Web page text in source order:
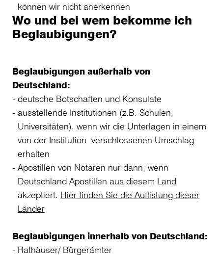
können wir nicht anerkennen
Wo und bei wem bekomme ich
Beglaubigungen?
Beglaubigungen außerhalb von
Deutschland:
deutsche Botschaften und Konsulate
ausstellende Institutionen (z.B. Schulen,
Universitäten), wenn wir die Unterlagen in einem
von der Institution verschlossenen Umschlag
erhalten
Apostillen von Notaren nur dann, wenn
Deutschland Apostillen aus diesem Land
akzeptiert. Hier finden Sie die Auflistung dieser
Länder
Beglaubigungen innerhalb von Deutschland:
Rathäuser/ Bürgerämter